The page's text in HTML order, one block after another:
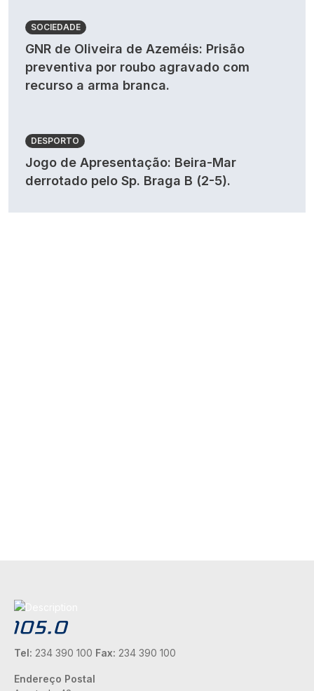
SOCIEDADE
GNR de Oliveira de Azeméis: Prisão
preventiva por roubo agravado com
recurso a arma branca.
DESPORTO
Jogo de Apresentação: Beira-Mar
derrotado pelo Sp. Braga B (2-5).
Tel: 234 390 100 Fax: 234 390 100
Endereço Postal